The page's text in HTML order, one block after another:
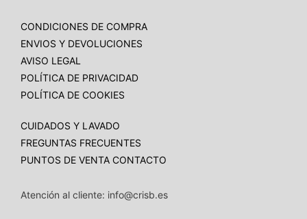
CONDICIONES DE COMPRA
ENVIOS Y DEVOLUCIONES
AVISO LEGAL
POLÍTICA DE PRIVACIDAD
POLÍTICA DE COOKIES
CUIDADOS Y LAVADO
FREGUNTAS FRECUENTES
PUNTOS DE VENTA CONTACTO
Atención al cliente: info@crisb.es